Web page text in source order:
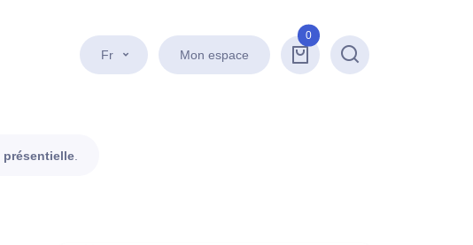
Fr Mon espace
0
Recherche
présentielle